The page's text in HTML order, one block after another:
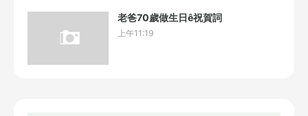
老爸70歲做生日ê祝賀詞
上午11:19